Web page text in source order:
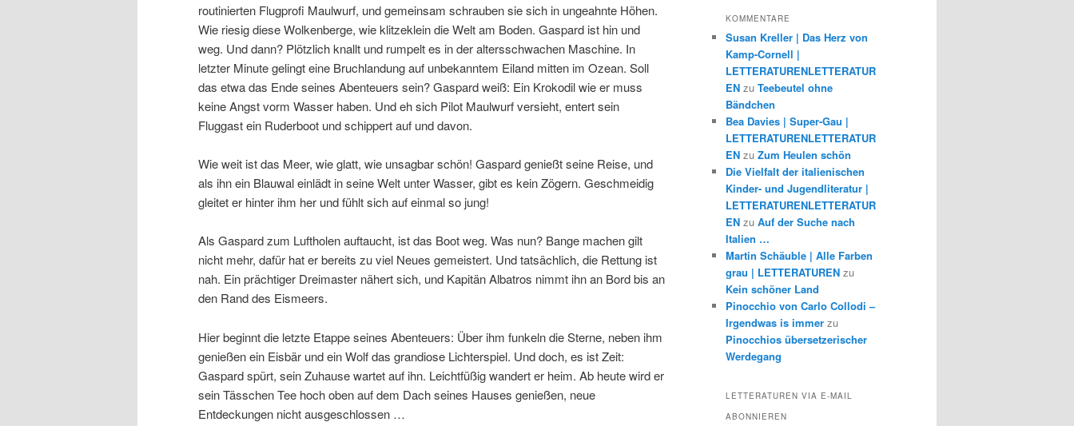
routinierten Flugprofi Maulwurf, und gemeinsam schrauben sie sich in ungeahnte Höhen.
Wie riesig diese Wolkenberge, wie klitzeklein die Welt am Boden. Gaspard ist hin und
weg. Und dann? Plötzlich knallt und rumpelt es in der altersschwachen Maschine. In
letzter Minute gelingt eine Bruchlandung auf unbekanntem Eiland mitten im Ozean. Soll
das etwa das Ende seines Abenteuers sein? Gaspard weiß: Ein Krokodil wie er muss
keine Angst vorm Wasser haben. Und eh sich Pilot Maulwurf versieht, entert sein
Fluggast ein Ruderboot und schippert auf und davon.
Wie weit ist das Meer, wie glatt, wie unsagbar schön! Gaspard genießt seine Reise, und
als ihn ein Blauwal einlädt in seine Welt unter Wasser, gibt es kein Zögern. Geschmeidig
gleitet er hinter ihm her und fühlt sich auf einmal so jung!
Als Gaspard zum Luftholen auftaucht, ist das Boot weg. Was nun? Bange machen gilt
nicht mehr, dafür hat er bereits zu viel Neues gemeistert. Und tatsächlich, die Rettung ist
nah. Ein prächtiger Dreimaster nähert sich, und Kapitän Albatros nimmt ihn an Bord bis an
den Rand des Eismeers.
Hier beginnt die letzte Etappe seines Abenteuers: Über ihm funkeln die Sterne, neben ihm
genießen ein Eisbär und ein Wolf das grandiose Lichterspiel. Und doch, es ist Zeit:
Gaspard spürt, sein Zuhause wartet auf ihn. Leichtfüßig wandert er heim. Ab heute wird er
sein Tässchen Tee hoch oben auf dem Dach seines Hauses genießen, neue
Entdeckungen nicht ausgeschlossen …
KOMMENTARE
Susan Kreller | Das Herz von
Kamp-Cornell |
LETTERATURENLETTERATUR
EN zu Teebeutel ohne
Bändchen
Bea Davies | Super-Gau |
LETTERATURENLETTERATUR
EN zu Zum Heulen schön
Die Vielfalt der italienischen
Kinder- und Jugendliteratur |
LETTERATURENLETTERATUR
EN zu Auf der Suche nach
Italien …
Martin Schäuble | Alle Farben
grau | LETTERATUREN zu
Kein schöner Land
Pinocchio von Carlo Collodi –
Irgendwas is immer zu
Pinocchios übersetzerischer
Werdegang
LETTERATUREN VIA E-MAIL
ABONNIEREN